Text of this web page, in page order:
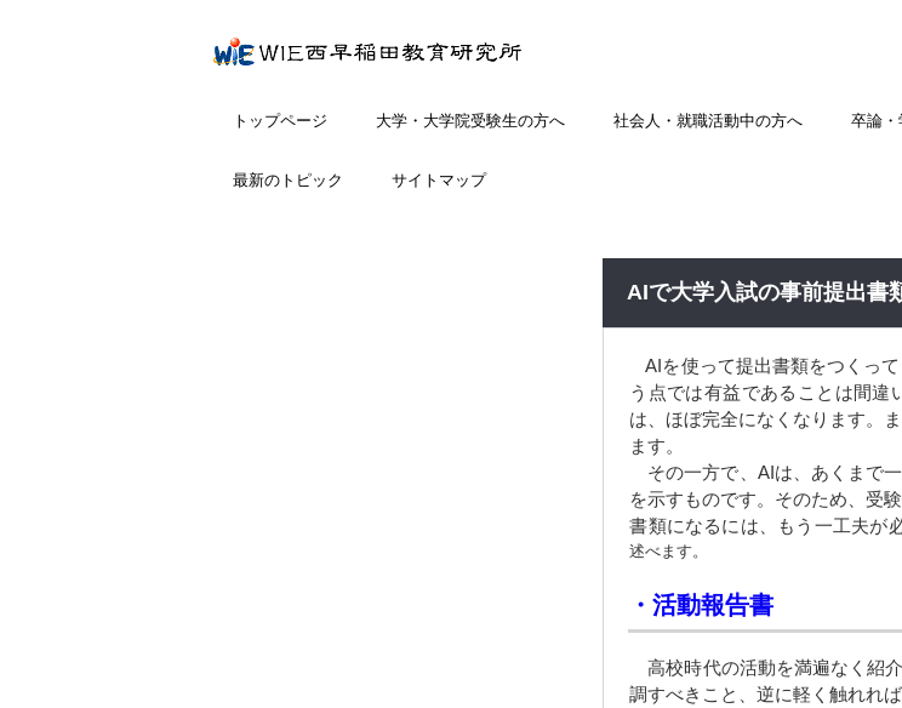
トップページ 大学・大学院受験生の方へ 社会人・就職活動中の方へ 卒論・
最新のトピック サイトマップ
AIで大学入試の事前提出書
AIを使って提出書類をつくっ
う点では有益であることは間違
は、ほぼ完全になくなります。
ます。
その一方で、AIは、あくまで
を示すものです。そのため、受
書類になるには、もう一工夫が
述べます。
・活動報告書
高校時代の活動を満遍なく紹
調すべきこと、逆に軽く触れれ